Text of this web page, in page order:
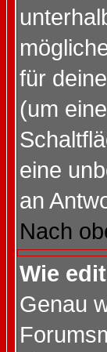
für
(um
eine
an
Nach
Wie
Genau